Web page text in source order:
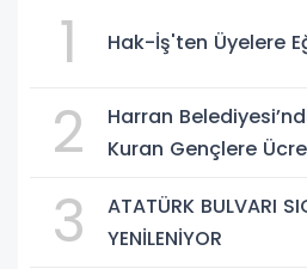
1 Hak-İş'ten Üyelere
2
Harran
Kuran Gençlere
3
ATATÜRK BULVARI
YENİLENİYOR